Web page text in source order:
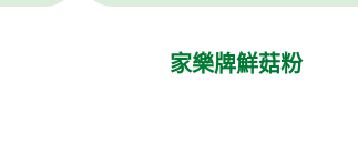
家樂牌鮮菇粉